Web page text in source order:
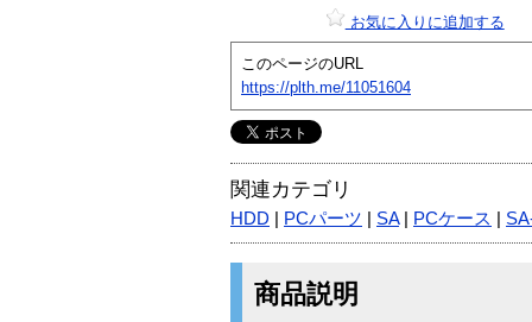
お気に入りに追加する
このページのURL
https://plth.me/11051604
関連カテゴリ
HDD PCパーツ SA| PCケース
商品説明